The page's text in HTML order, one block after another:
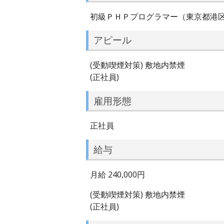
初級ＰＨＰプログラマー（東京都港
アピール
(受動喫煙対策) 敷地内禁煙
(正社員)
雇用形態
正社員
給与
月給 240,000円
(受動喫煙対策) 敷地内禁煙
(正社員)